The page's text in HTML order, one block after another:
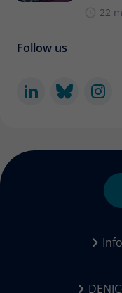
22
Follow us